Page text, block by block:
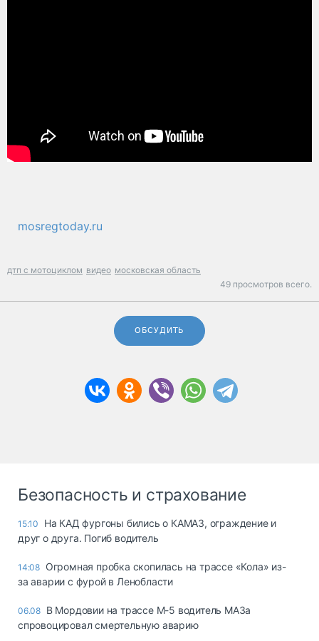
mosregtoday.ru
дтп с мотоциклом видео московская область
49 просмотров всего.
ОБСУДИТЬ
Безопасность и страхование
15:10
На КАД фургоны бились о КАМАЗ, ограждение и
друг о друга. Погиб водитель
14:08 Огромная пробка скопилась на трассе «Кола» из-
за аварии с фурой в Ленобласти
06.08 В Мордовии на трассе М-5 водитель МАЗа
спровоцировал смертельную аварию